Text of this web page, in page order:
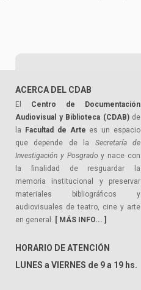
ACERCA DEL CDAB
El Centro de Documentación
Audiovisual y Biblioteca (CDAB)de
la
Facultad de Arte es un espacio
que depende de la Secretaría de
Investigación y Posgrado y nace con
la finalidad de resguardar la
memoria institucional y preservar
materiales bibliográficos y
audiovisuales de teatro, cine y arte
en general. [ MÁS INFO... ]
HORARIO DE ATENCIÓN
LUNES a VIERNES de 9 a 19 hs.